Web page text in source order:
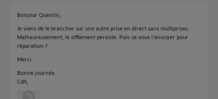
Bonjour Quentin,
Je viens de le brancher sur une autre prise en direct sans multiprises.
Malheureusement, le sifflement persiste. Puis-je vous l’envoyer pour
réparation ?
Merci.
Bonne journée.
Cdlt,